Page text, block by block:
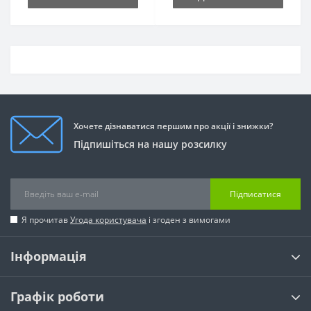
Хочете дізнаватися першим про акції і знижки?
Підпишіться на нашу розсилку
Підписатися
Я прочитавУгода користувача і згоден з вимогами
Інформація
Графік роботи